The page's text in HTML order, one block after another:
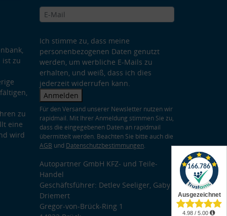
ist zu
zu
eine
wird
Ich stimme zu, dass meine
personenbezogenen Daten genutzt
werden, um werbliche E-Mails zu
erhalten, und weiß, dass ich dies
jederzeit widerrufen kann.
Anmelden
Für den Versand unserer Newsletter nutzen wir
rapidmail. Mit Ihrer Anmeldung stimmen Sie zu,
dass die eingegebenen Daten an rapidmail
übermittelt werden. Beachten Sie bitte auch die
AGB und Datenschutzbestimmungen.
Autopartner GmbH KFZ- und Teile-
Handel
Geschäftsführer: Detlev Seeliger, Gaby
Driemert
Gregor-von-Brück-Ring 1